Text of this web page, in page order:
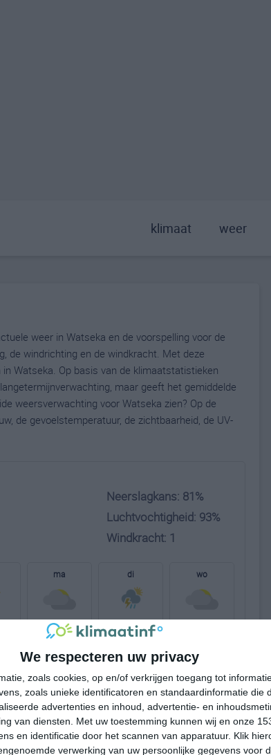
We respecteren uw privacy
zoals cookies, op en/of verkrijgen toegang tot
zoals unieke identificatoren en standaardinformatie die
advertenties en inhoud, advertentie- en
van diensten.
Met uw toestemming kunnen wij en onze
en identificatie door het scannen van apparatuur. Klik
verwerking van uw persoonlijke gegevens voor
klimaat weer
weer in Watseka en de voorspelling voor de
de windrichting en de windkracht. Met deze
Watseka. Op basis van de klimaatstatistieken
maar geeft het gemiddelde
weersverwachting voor Watseka zien? Op de
de gevoelstemperatuur, de zichtbaarheid, de UV-
Neerslagkans: 81%
Luchtvochtigheid: 93%
Windkracht: 1
ma
29° 20°
di
18°
wo
25°C 22°C 20°C 20°C
18:00 21:00 00:00 03:00